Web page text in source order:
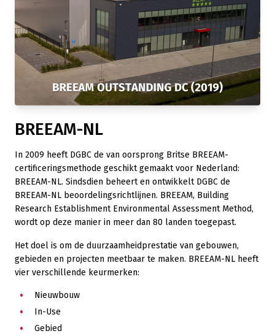
BREEAM-NL
In 2009 heeft DGBC de van oorsprong Britse BREEAM-
certificeringsmethode geschikt gemaakt voor Nederland:
BREEAM-NL. Sindsdien beheert en ontwikkelt DGBC de
BREEAM-NL beoordelingsrichtlijnen. BREEAM, Building
Research Establishment Environmental Assessment Method,
wordt op deze manier in meer dan 80 landen toegepast.
Het doel is om de duurzaamheidprestatie van gebouwen,
gebieden en projecten meetbaar te maken. BREEAM-NL heeft
vier verschillende keurmerken:
Nieuwbouw
In-Use
Gebied